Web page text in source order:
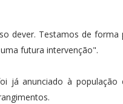
dever. Testamos de
futura intervenção".
já anunciado à